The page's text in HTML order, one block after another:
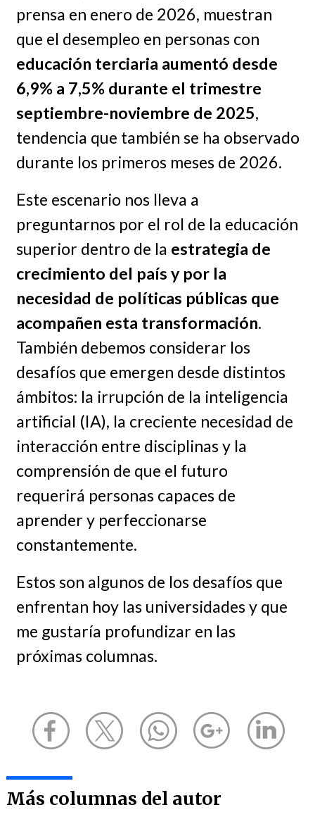
prensa en enero de 2026, muestran
que el desempleo en personas con
educación terciaria aumentó desde
6,9% a 7,5% durante el trimestre
septiembre-noviembre de 2025,
tendencia que también se ha observado
durante los primeros meses de 2026.
Este escenario nos lleva a
preguntarnos por el rol de la educación
superior dentro de la estrategia de
crecimiento del país y por la
necesidad de políticas públicas que
acompañen esta transformación.
También debemos considerar los
desafíos que emergen desde distintos
ámbitos: la irrupción de la inteligencia
artificial (IA), la creciente necesidad de
interacción entre disciplinas y la
comprensión de que el futuro
requerirá personas capaces de
aprender y perfeccionarse
constantemente.
Estos son algunos de los desafíos que
enfrentan hoy las universidades y que
me gustaría profundizar en las
próximas columnas.
Más columnas del autor